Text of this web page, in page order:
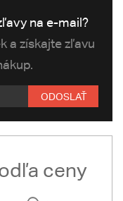
na e-mail?
a získajte zľavu
ODOSLAŤ
ceny